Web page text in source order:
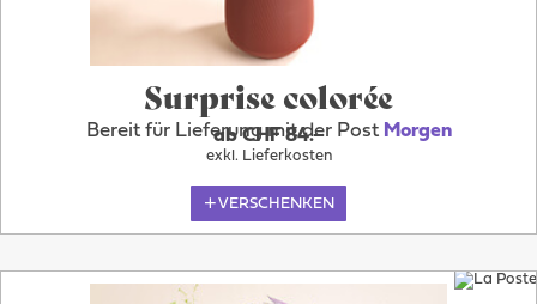
Surprise colorée
Bereit für Lieferung mit der Post Morgen
ab CHF 84.–
exkl. Lieferkosten
VERSCHENKEN